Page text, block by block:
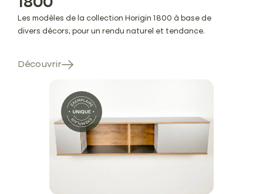
Les modèles de la collection Horigin 1800 à base de
divers décors, pour un rendu naturel et tendance.
Découvrir